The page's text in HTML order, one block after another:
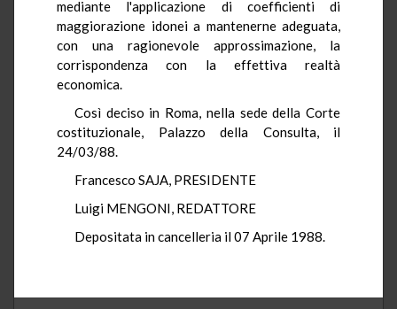
mediante l'applicazione di coefficienti di
maggiorazione idonei a mantenerne adeguata,
con una ragionevole approssimazione, la
corrispondenza con la effettiva realtà
economica.
Così deciso in Roma, nella sede della Corte
costituzionale, Palazzo della Consulta, il
24/03/88.
Francesco SAJA, PRESIDENTE
Luigi MENGONI, REDATTORE
Depositata in cancelleria il 07 Aprile 1988.